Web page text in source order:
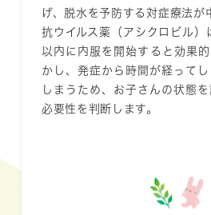
げ、脱水を予防する対症療法が
抗ウイルス薬（アシクロビル）
以内 に内服を開始すると効果
かし、発症から時間が経って
しまうため、お子さんの状態
必要性を判断します。